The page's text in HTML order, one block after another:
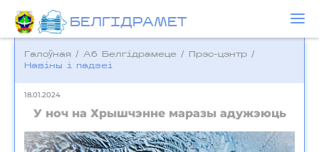
БЕЛГIДРAМЕТ
Галоўная / Аб Белгідрамеце / Прэс-цэнтр /
Навіны і падзеі
18.01.2024
У ноч на Хрышчэнне маразы адужэюць